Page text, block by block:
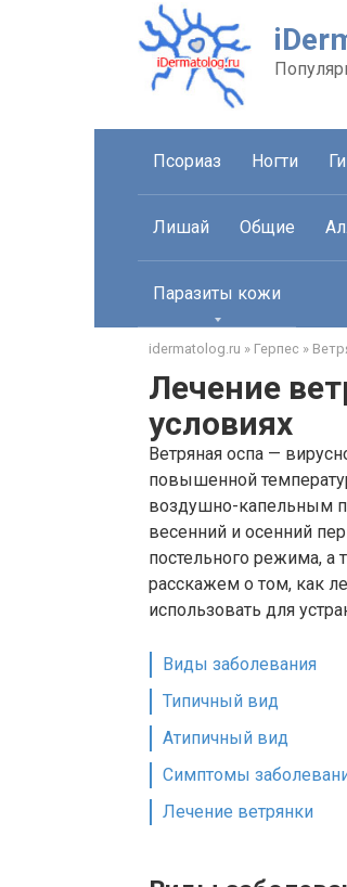
Псориаз Ногти
Лишай Общие
Паразиты кожи
idermatolog.ru » Герпес »
Лечение
условиях
Ветряная оспа —
повышенной
воздушно-капельным
весенний и осенний
постельного режима, а
расскажем о том, как
использовать для
Виды заболевания
Типичный вид
Атипичный вид
Симптомы
Лечение ветрянки